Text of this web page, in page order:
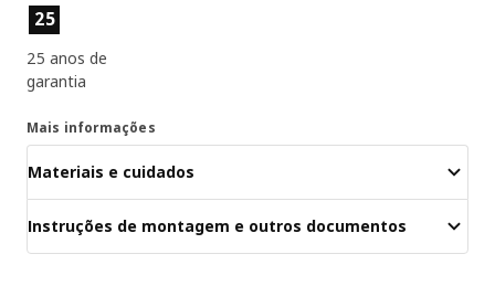
Características dos produtos
25
25 anos de
garantia
Mais informações
Materiais e cuidados
Instruções de montagem e outros documentos